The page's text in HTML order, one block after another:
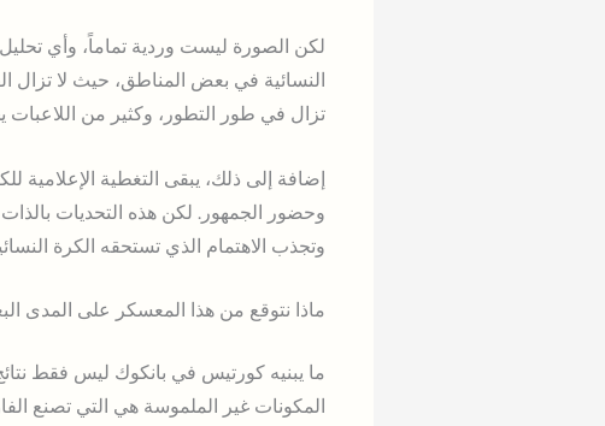
لكن الصورة ليست وردية تماماً، وأي
النسائية في بعض المناطق، حيث لا تزال
تزال في طور التطور، وكثير من اللاعبات
إضافة إلى ذلك، يبقى التغطية الإعلامية
وحضور الجمهور. لكن هذه التحديات بالذات
وتجذب الاهتمام الذي تستحقه الكرة
ماذا نتوقع من هذا المعسكر على المدى
ما يبنيه كورتيس في بانكوك ليس فقط
المكونات غير الملموسة هي التي تصنع